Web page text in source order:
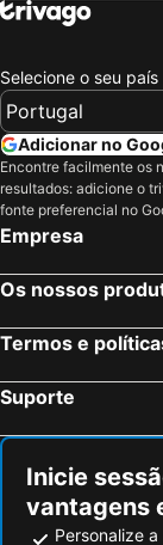
Selecione o seu país
Adicionar no
Encontre facilmente os
resultados: adicione o
fonte preferencial no
Empresa
Os nossos
Termos e
Suporte
Inicie
vantagens
Personalize